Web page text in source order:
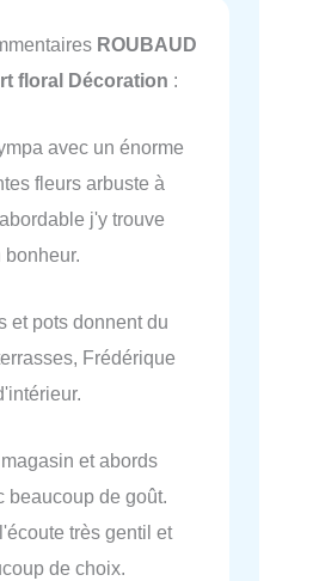
ROUBAUD
floral Décoration :
avec un énorme
fleurs arbuste à
j'y trouve
et pots donnent du
Frédérique
et abords
beaucoup de goût.
très gentil et
de choix.